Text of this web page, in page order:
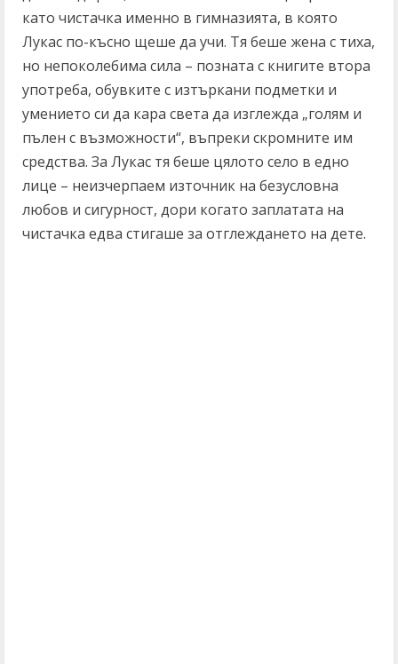
като чистачка именно в гимназията, в която
Лукас по-късно щеше да учи. Тя беше жена с тиха,
но непоколебима сила – позната с книгите втора
употреба, обувките с изтъркани подметки и
умението си да кара света да изглежда „голям и
пълен с възможности“, въпреки скромните им
средства. За Лукас тя беше цялото село в едно
лице – неизчерпаем източник на безусловна
любов и сигурност, дори когато заплатата на
чистачка едва стигаше за отглеждането на дете.